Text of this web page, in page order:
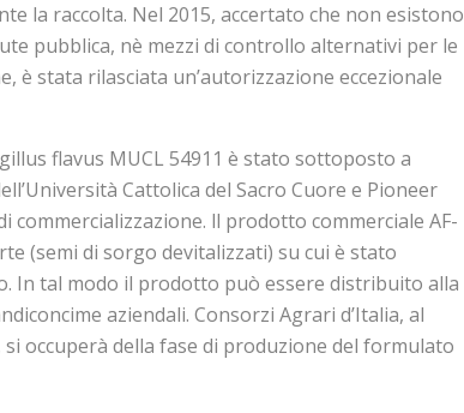
la raccolta. Nel 2015, accertato che non esistono
pubblica, nè mezzi di controllo alternativi per le
è stata rilasciata un’autorizzazione eccezionale
flavus MUCL 54911 è stato sottoposto a
Cattolica del Sacro Cuore e Pioneer
commercializzazione. ll prodotto commerciale AF-
(semi di sorgo devitalizzati) su cui è stato
In tal modo il prodotto può essere distribuito alla
aziendali. Consorzi Agrari d’Italia, al
occuperà della fase di produzione del formulato